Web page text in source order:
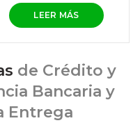
LEER MÁS
de Crédito y
Bancaria y
Entrega